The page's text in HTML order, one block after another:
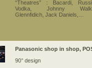
“Theatres” : Bacardi,
Vodka, Johnny
Glennfidich, Jack Daniels,…
Panasonic shop in shop,
90° design